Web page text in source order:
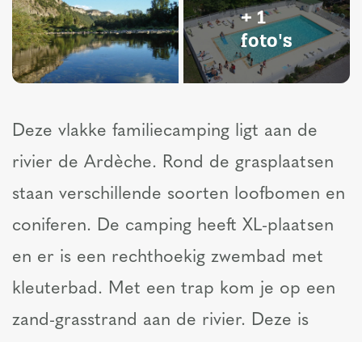
+ 1
foto's
Deze vlakke familiecamping ligt aan de
rivier de Ardèche. Rond de grasplaatsen
staan verschillende soorten loofbomen en
coniferen. De camping heeft XL-plaatsen
en er is een rechthoekig zwembad met
kleuterbad. Met een trap kom je op een
zand-grasstrand aan de rivier. Deze is